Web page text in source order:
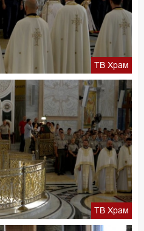
ТВ Храм
ТВ Храм